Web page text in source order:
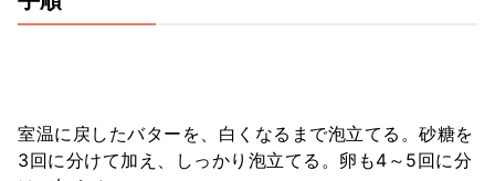
室温に戻したバターを、白くなるまで泡立てる。砂糖を
3回に分けて加え、しっかり泡立てる。卵も4～5回に分